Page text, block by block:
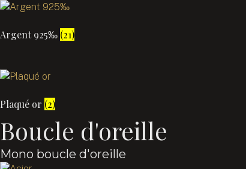
Argent 925‰ (21)
Plaqué or (2)
Boucle d'oreille
Mono boucle d'oreille